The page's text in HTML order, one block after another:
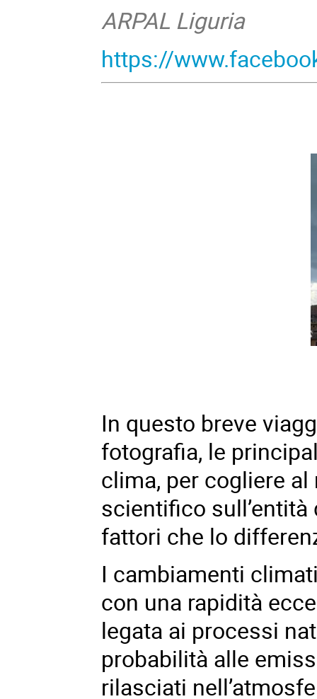
ARPAL Liguria
https://
In questo breve
fotografia, le
clima, per cogliere
scientifico
fattori che lo
I cambiamenti
con una rapidità
legata ai processi
probabilità alle
rilasciati